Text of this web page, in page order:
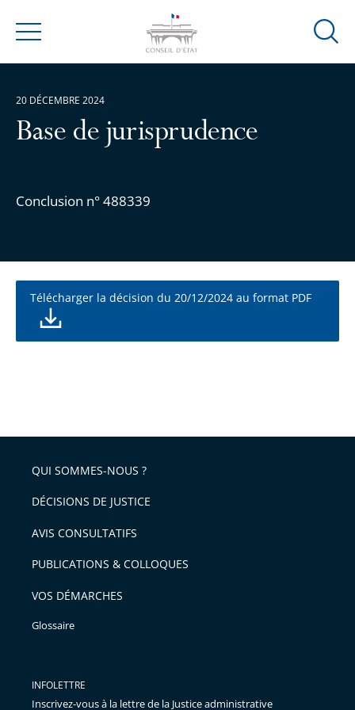
Menu
Ouvrir
Base de jurisprudence
Conclusion n° 488339
20 DÉCEMBRE 2024
Télécharger la décision du 20/12/2024 au format PDF
QUI SOMMES-NOUS ?
DÉCISIONS DE JUSTICE
AVIS CONSULTATIFS
PUBLICATIONS & COLLOQUES
VOS DÉMARCHES
Glossaire
INFOLETTRE
Inscrivez-vous à la lettre de la Justice administrative